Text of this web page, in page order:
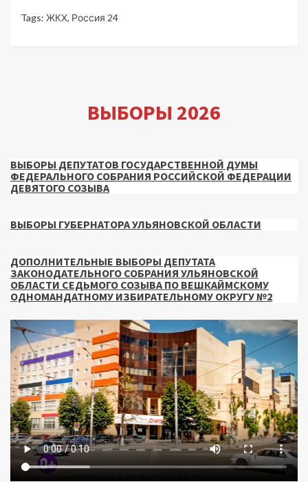
Tags: ЖКХ, Россия 24
ВЫБОРЫ 2026
ВЫБОРЫ ДЕПУТАТОВ ГОСУДАРСТВЕННОЙ ДУМЫ
ФЕДЕРАЛЬНОГО СОБРАНИЯ РОССИЙСКОЙ ФЕДЕРАЦИИ
ДЕВЯТОГО СОЗЫВА
ВЫБОРЫ ГУБЕРНАТОРА УЛЬЯНОВСКОЙ ОБЛАСТИ
ДОПОЛНИТЕЛЬНЫЕ ВЫБОРЫ ДЕПУТАТА
ЗАКОНОДАТЕЛЬНОГО СОБРАНИЯ УЛЬЯНОВСКОЙ
ОБЛАСТИ СЕДЬМОГО СОЗЫВА ПО ВЕШКАЙМСКОМУ
ОДНОМАНДАТНОМУ ИЗБИРАТЕЛЬНОМУ ОКРУГУ №2